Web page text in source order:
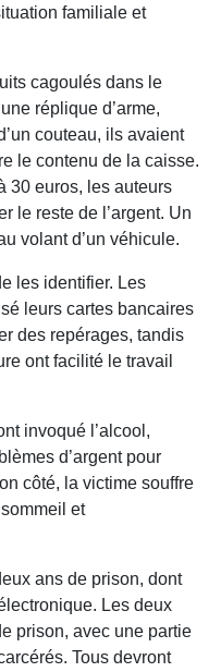
familiale et
cagoulés dans le
réplique d’arme,
couteau, ils avaient
le contenu de la caisse.
30 euros, les auteurs
le reste de l’argent. Un
volant d’un véhicule.
les identifier. Les
leurs cartes bancaires
des repérages, tandis
ont facilité le travail
invoqué l’alcool,
d’argent pour
côté, la victime souffre
et
ans de prison, dont
Les deux
prison, avec une partie
Tous devront